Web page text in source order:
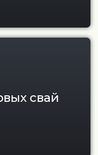
винтовых свай для
свай